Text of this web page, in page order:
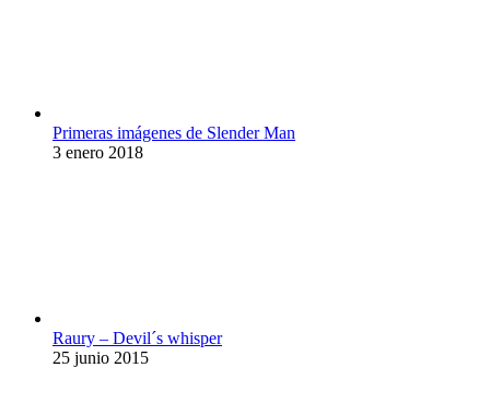
Primeras imágenes de Slender Man
3 enero 2018
Raury – Devil´s whisper
25 junio 2015